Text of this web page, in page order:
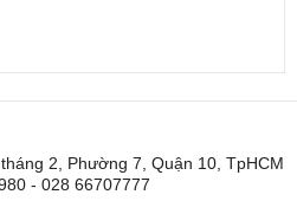
2, Phường 7, Quận 10, TpHCM
- 028 66707777